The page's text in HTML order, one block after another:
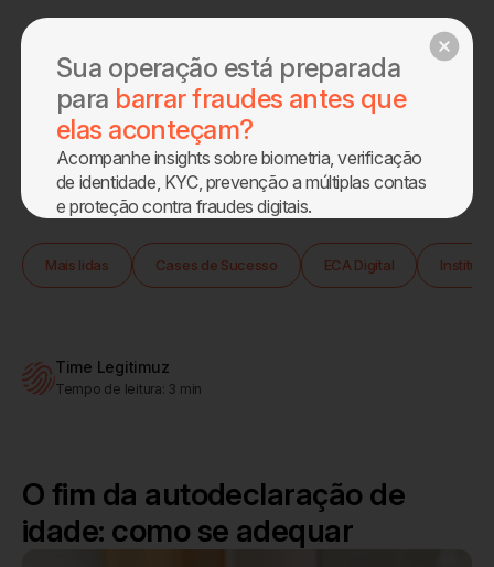
Agendar demo
Home
Sobre
Blog
Blog
Mais lidas Cases de Sucesso ECA Digital
Time Legitimuz
Tempo de leitura: 3 min
O fim da autodeclaração de
idade: como se adequar
Sua operação está preparada
para barrar fraudes antes que
elas aconteçam?
Acompanhe insights sobre biometria, verificação
de identidade, KYC, prevenção a múltiplas contas
e proteção contra fraudes digitais.